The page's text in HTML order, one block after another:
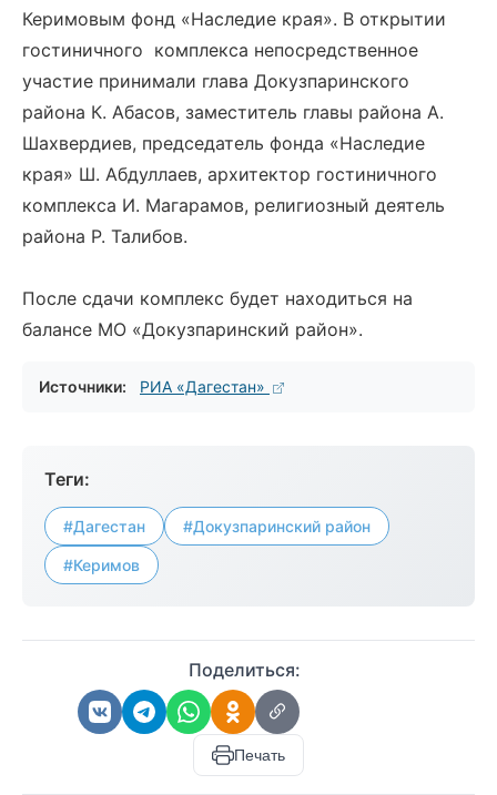
Керимовым фонд «Наследие края». В открытии
гостиничного комплекса непосредственное
участие принимали глава Докузпаринского
района К. Абасов, заместитель главы района А.
Шахвердиев, председатель фонда «Наследие
края» Ш. Абдуллаев, архитектор гостиничного
комплекса И. Магарамов, религиозный деятель
района Р. Талибов.
После сдачи комплекс будет находиться на
балансе МО «Докузпаринский район».
Источники: РИА «Дагестан»
Теги:
#Дагестан #Докузпаринский район
#Керимов
Поделиться:
Печать